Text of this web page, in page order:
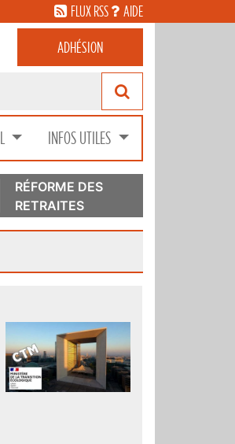
FLUX RSS AIDE
ADHÉSION
INFOS UTILES
RÉFORME DES
RETRAITES